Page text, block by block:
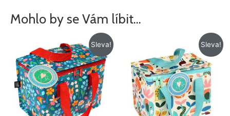
Mohlo by se Vám líbit…
Sleva!
cena
byla:
148 Kč.
Aktuální
cena
je:
98 Kč.
Sleva!
cena
byla:
148 Kč.
Aktuální
cena
je:
98 Kč.